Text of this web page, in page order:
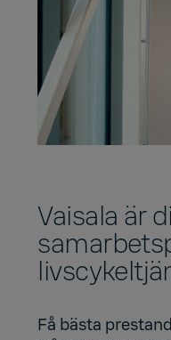
Vaisala är
Få bästa